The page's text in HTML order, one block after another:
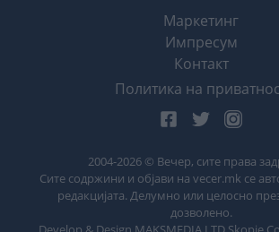
Маркетинг
Импресум
Контакт
Политика на
2004-2026 © Вечер, сите права
Сите содржини и објави на vecer.mk се
редакцијата. Делумно или целосно
дозволено.